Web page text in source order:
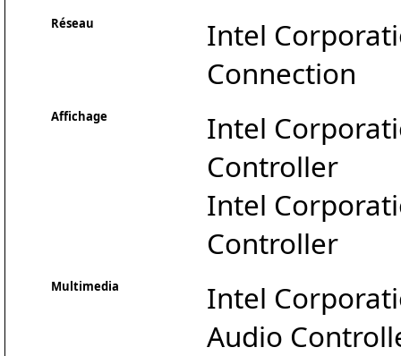
Réseau
Intel
Connection
Affichage
Intel
Controller
Intel
Controller
Multimedia
Intel
Audio